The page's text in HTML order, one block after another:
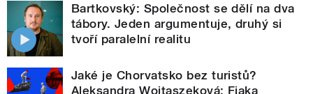
Bartkovský: Společnost se dělí na dva
tábory. Jeden argumentuje, druhý si
tvoří paralelní realitu
Jaké je Chorvatsko bez turistů?
Aleksandra Wojtaszeková: Fjaka